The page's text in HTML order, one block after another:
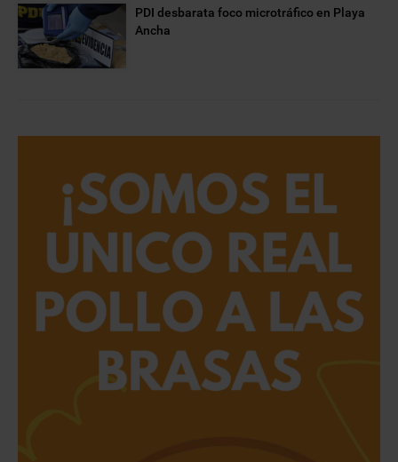
PDI desbarata foco microtráfico en Playa
Ancha